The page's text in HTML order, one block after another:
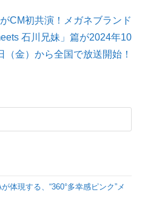
CM初共演！メガネブランド
石川兄妹」篇が2024年10
（金）から全国で放送開始！
体現する、“360°多幸感ピンク”メ